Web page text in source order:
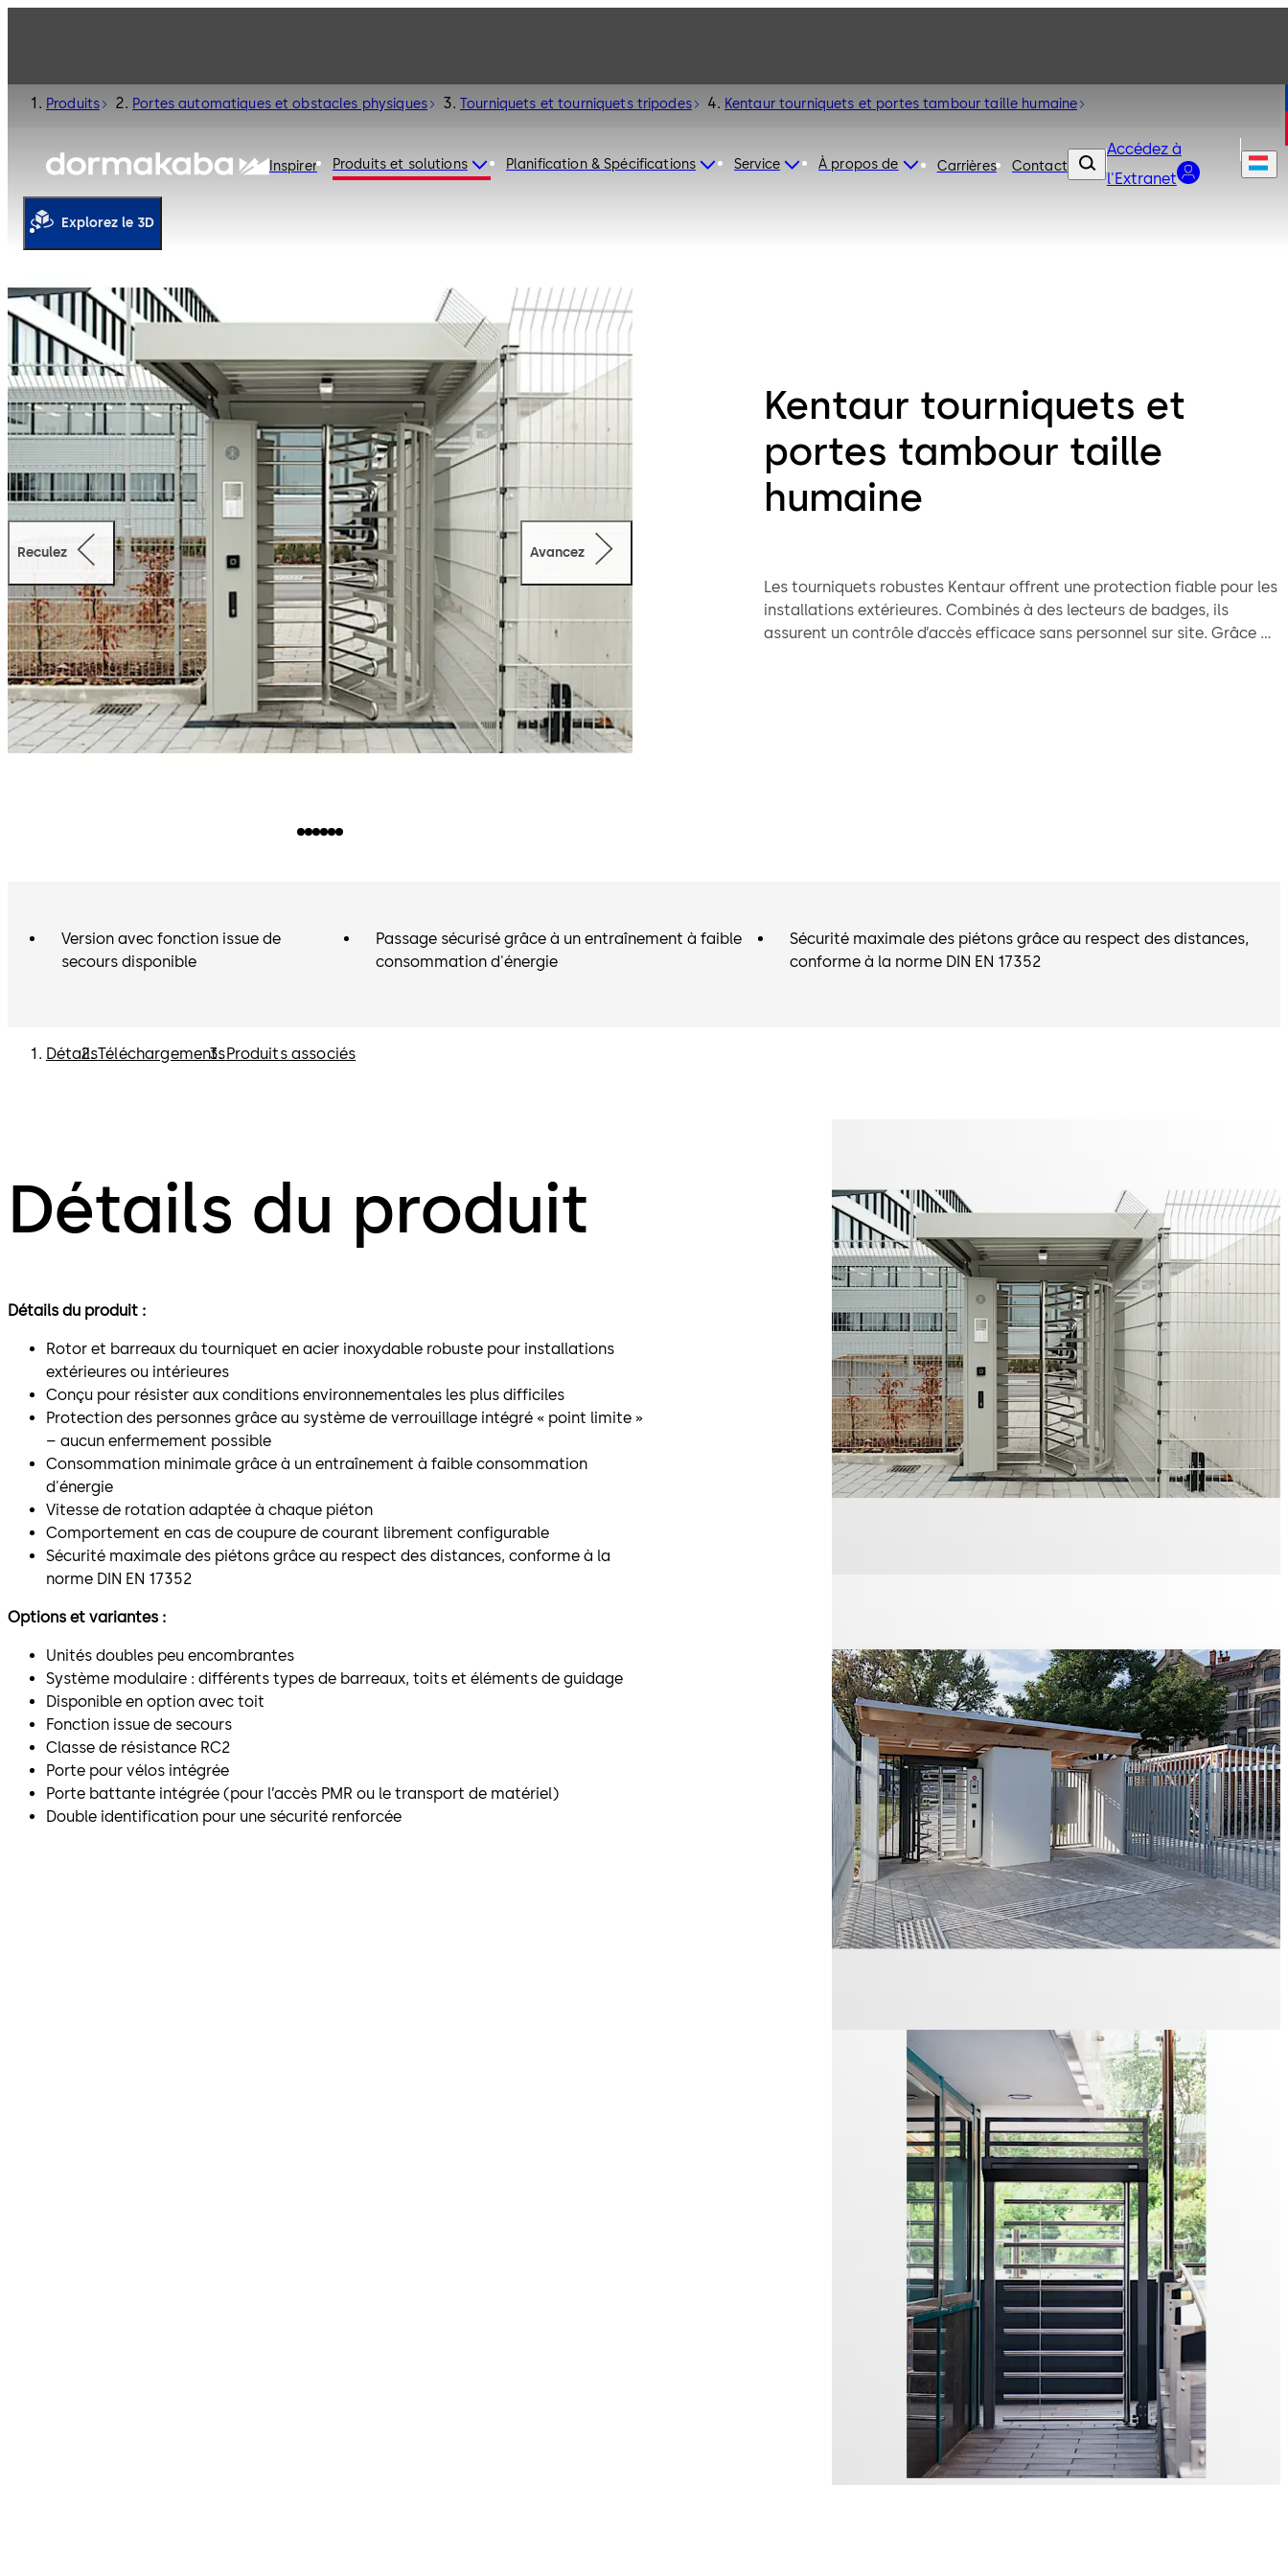
Inspirer Produits et solutions Planification & Spécifications Service À propos de Carrières Contact
Accédez à
l'Extranet
Produits Portes automatiques et obstacles physiques Tourniquets et tourniquets tripodes Kentaur tourniquets et portes tambour taille humaine
Kentaur tourniquets et
portes tambour taille
humaine
Les tourniquets robustes Kentaur offrent une protection fiable pour les
installations extérieures. Combinés à des lecteurs de badges, ils
assurent un contrôle d’accès efficace sans personnel sur site. Grâce au
Reculez Avancez
Explorez le 3D
Version avec fonction issue de
secours disponible
Passage sécurisé grâce à un entraînement à faible
consommation d'énergie
Sécurité maximale des piétons grâce au respect des distances,
conforme à la norme DIN EN 17352
DétailsTéléchargementsProduits associés
Détails du produit
Détails du produit :
Rotor et barreaux du tourniquet en acier inoxydable robuste pour installations
extérieures ou intérieures
Conçu pour résister aux conditions environnementales les plus difficiles
Protection des personnes grâce au système de verrouillage intégré « point limite »
– aucun enfermement possible
Consommation minimale grâce à un entraînement à faible consommation
d'énergie
Vitesse de rotation adaptée à chaque piéton
Comportement en cas de coupure de courant librement configurable
Sécurité maximale des piétons grâce au respect des distances, conforme à la
norme DIN EN 17352
Options et variantes :
Unités doubles peu encombrantes
Système modulaire : différents types de barreaux, toits et éléments de guidage
Disponible en option avec toit
Fonction issue de secours
Classe de résistance RC2
Porte pour vélos intégrée
Porte battante intégrée (pour l’accès PMR ou le transport de matériel)
Double identification pour une sécurité renforcée